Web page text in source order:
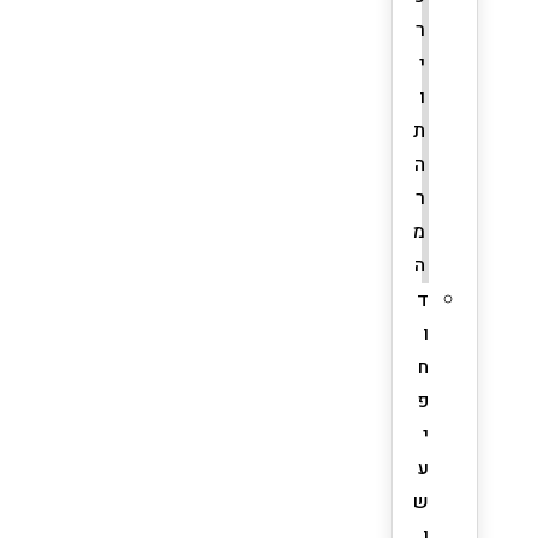
ר
י
ו
ת
ה
ר
מ
ה
ד
ו
ח
פ
י
ע
ש